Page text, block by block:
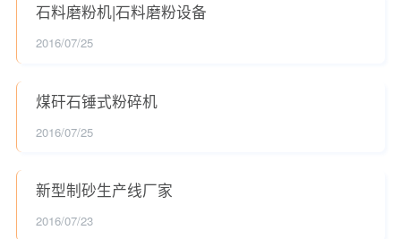
石料磨粉机|石料磨粉设备
2016/07/25
煤矸石锤式粉碎机
2016/07/25
新型制砂生产线厂家
2016/07/23